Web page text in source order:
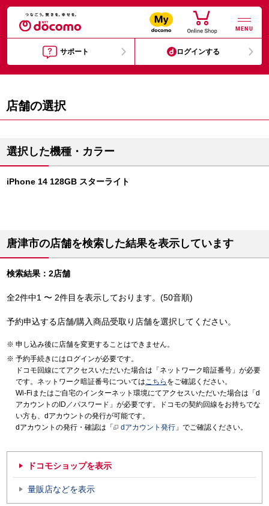
MENU
サポート ログインする
店舗の選択
選択した機種・カラー
iPhone 14 128GB スターライト
唐津市の店舗を検索した結果を表示しています
検索結果：2店舗
全2件中1 〜 2件目を表示しております。(50音順)
予約申込する店舗/購入商品受取り店舗を選択してください。
申し込み後に店舗を変更することはできません。
予約手続きにはログインが必要です。
ドコモ回線にてアクセスいただいた場合は「ネットワーク暗証番号」が必要
です。ネットワーク暗証番号についてはこちら をご確認ください。
Wi-Fiまたはご自宅のインターネット環境にてアクセスいただいた場合は「d
アカウントのID／パスワード」が必要です。ドコモの契約回線をお持ちでな
い方も、dアカウントの発行が可能です。
dアカウントの発行・確認は「
dアカウント発行 」でご確認ください。
ドコモショップを表示
量販店などを表示